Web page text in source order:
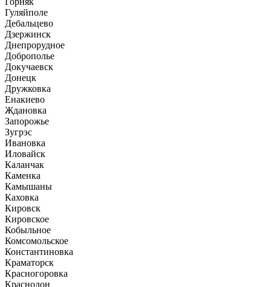
Гуляйполе
Дебальцево
Дзержинск
Днепрорудное
Доброполье
Докучаевск
Донецк
Дружковка
Енакиево
Ждановка
Запорожье
Зугрэс
Ивановка
Иловайск
Каланчак
Каменка
Камышаны
Каховка
Кировск
Кировское
Кобыльное
Комсомольское
Константиновка
Краматорск
Красногоровка
Краснодон